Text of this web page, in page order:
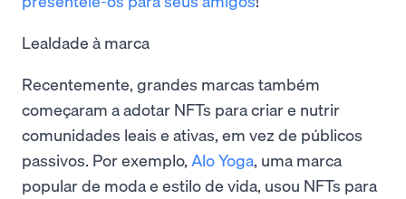
Lealdade à marca
Recentemente, grandes marcas também
começaram a adotar NFTs para criar e nutrir
comunidades leais e ativas, em vez de públicos
passivos. Por exemplo, Alo Yoga, uma marca
popular de moda e estilo de vida, usou NFTs para